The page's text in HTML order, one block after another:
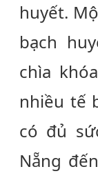
huyết.
bạch
chìa
nhiều tế
có đủ
Nẵng